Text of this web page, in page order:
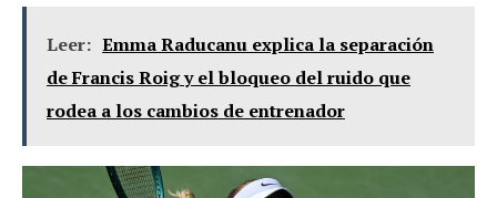
Leer: Emma Raducanu explica la separación
de Francis Roig y el bloqueo del ruido que
rodea a los cambios de entrenador